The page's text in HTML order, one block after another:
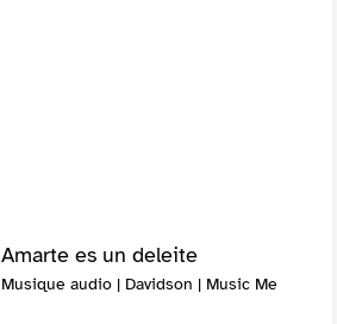
Amarte es un deleite
Musique audio | Davidson | Music Me